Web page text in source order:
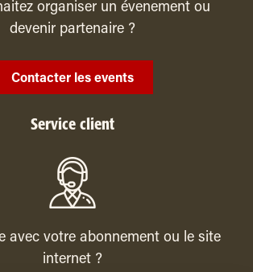
organiser un évenement ou
devenir partenaire ?
Contacter les events
Service client
avec votre abonnement ou le site
internet ?